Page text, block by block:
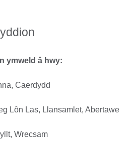
ymweld â hwy:
Caerdydd
Lôn Las, Llansamlet, Abertawe
Wrecsam